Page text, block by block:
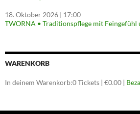
18. Oktober 2026 | 17:00
TWORNA • Traditionspflege mit Feingefühl
WARENKORB
In deinem Warenkorb:0Tickets | €0.00 |